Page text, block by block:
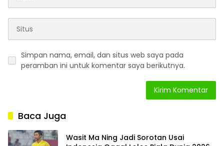
Simpan nama, email, dan situs web saya pada
peramban ini untuk komentar saya berikutnya.
Baca Juga
Wasit Ma Ning Jadi Sorotan Usai